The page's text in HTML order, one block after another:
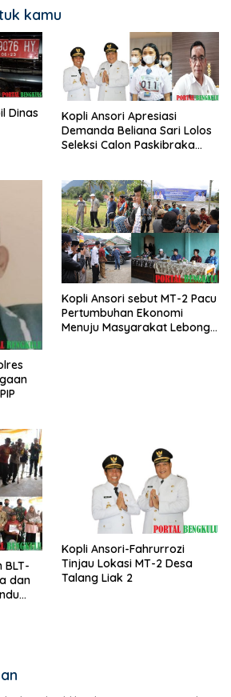
kamu
Dinas
Kopli Ansori Apresiasi
Demanda Beliana Sari Lolos
Seleksi Calon Paskibraka
Kopli Ansori sebut MT-2 Pacu
Pertumbuhan Ekonomi
Menuju Masyarakat Lebong
BLT-
dan
Kopli Ansori-Fahrurrozi
Tinjau Lokasi MT-2 Desa
Talang Liak 2